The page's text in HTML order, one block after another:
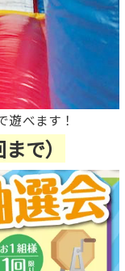
遊べます！
で）